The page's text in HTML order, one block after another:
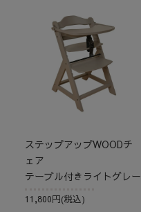
ステップアップWOODチ
ェア
テーブル付きライトグレー
11,800円(税込)